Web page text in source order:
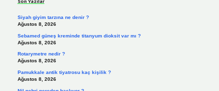
Siyah giyim tarzına ne denir ?
Ağustos 8, 2026
Sebamed güneş kreminde titanyum dioksit var mı ?
Ağustos 8, 2026
Rotarymetre nedir ?
Ağustos 8, 2026
Pamukkale antik tiyatrosu kaç kişilik ?
Ağustos 8, 2026